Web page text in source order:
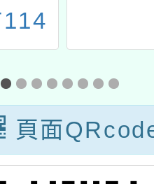
文
及
徵
頁面